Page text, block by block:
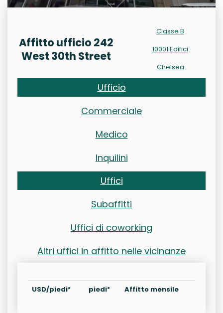
Affitto ufficio 242
West 30th Street
Classe B
10001 Edifici
Chelsea
Ufficio
Commerciale
Medico
Inquilini
Uffici
Subaffitti
Uffici di coworking
Altri uffici in affitto nelle vicinanze
USD/piedi² piedi² Affitto mensile